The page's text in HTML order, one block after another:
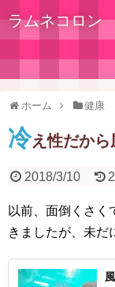
ラムネコロン
ホーム 健康
冷え性だから
2018/3/10
以前、面倒くさく
きましたが、未だ